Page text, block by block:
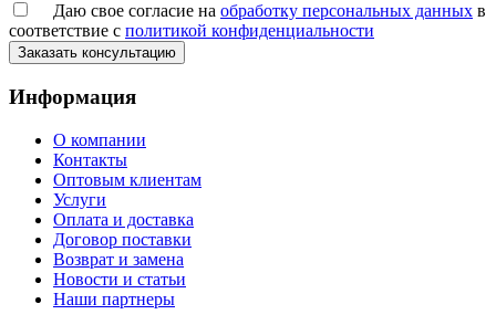
Даю свое согласие на обработку персональных данных в
соответствие с политикой конфиденциальности
Заказать консультацию
Информация
О компании
Контакты
Оптовым клиентам
Услуги
Оплата и доставка
Договор поставки
Возврат и замена
Новости и статьи
Наши партнеры